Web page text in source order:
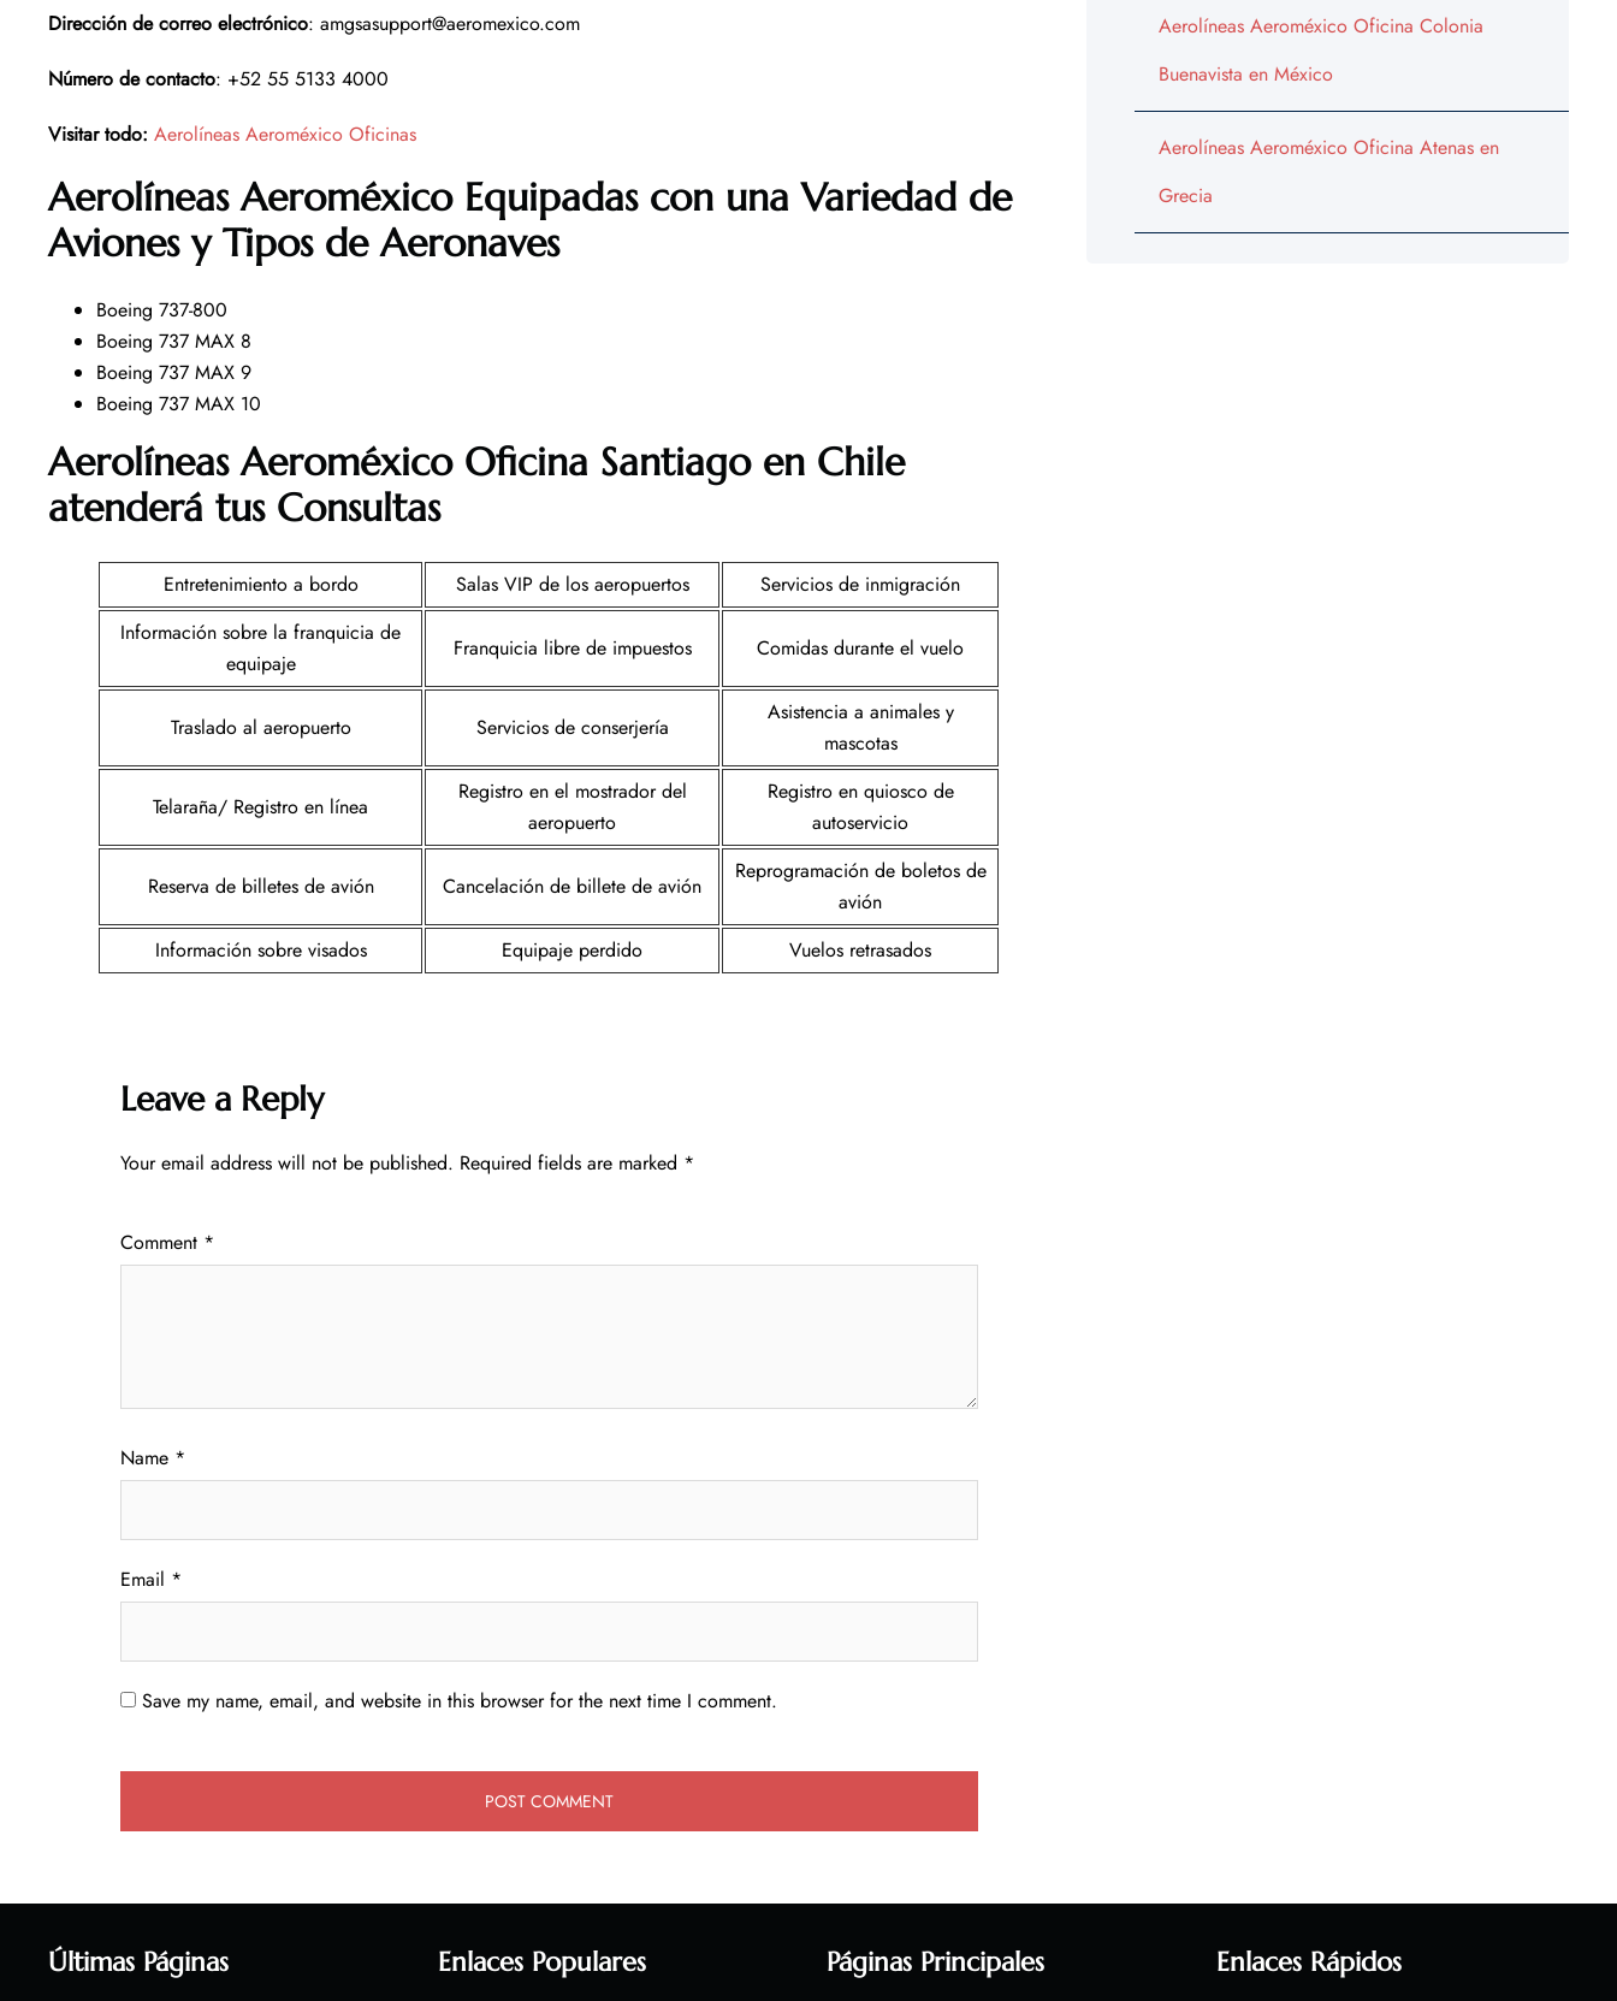
Dirección de correo electrónico: amgsasupport@aeromexico.com
Número de contacto: +52 55 5133 4000
Visitar todo: Aerolíneas Aeroméxico Oficinas
Aerolíneas Aeroméxico Equipadas con una Variedad de
Aviones y Tipos de Aeronaves
Boeing 737-800
Boeing 737 MAX 8
Boeing 737 MAX 9
Boeing 737 MAX 10
Aerolíneas Aeroméxico Oficina Santiago en Chile
atenderá tus Consultas
Entretenimiento a bordo Salas VIP de los aeropuertos
Servicios de inmigración
Información sobre la franquicia de
equipaje
Franquicia libre de impuestos Comidas durante el vuelo
Traslado al aeropuerto Servicios de conserjería
Asistencia a animales y
mascotas
Telaraña/ Registro en línea
Registro en el mostrador del
aeropuerto
Registro en quiosco de
autoservicio
Reserva de billetes de avión Cancelación de billete de avión
Reprogramación de boletos de
avión
Información sobre visados
Equipaje perdido Vuelos retrasados
Leave a Reply
Your email address will not be published. Required fields are marked *
Comment *
Name *
Email *
Save my name, email, and website in this browser for the next time I comment.
Aerolíneas Aeroméxico Oficina Colonia
Buenavista en México
Aerolíneas Aeroméxico Oficina Atenas en
Grecia
Últimas Páginas Enlaces Populares Páginas Principales Enlaces Rápidos